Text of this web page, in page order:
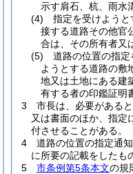
示す肩石、杭、雨水
(4)
指定を受けよう
接する道路その他官
合は、その所有者又
(5)
道路の位置の指
ようとする道路の敷
地又は土地にある建
有する者の印鑑証明
3
市長は、必要があると
又は書面のほか、指定
付させることがある。
4
道路の位置の指定通知
に所要の記載をしたも
5
市条例第5条本文の規